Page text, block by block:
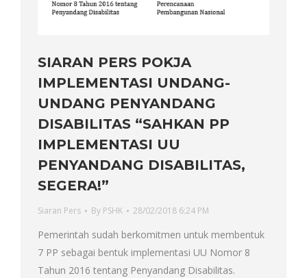
SIARAN PERS POKJA
IMPLEMENTASI UNDANG-
UNDANG PENYANDANG
DISABILITAS “SAHKAN PP
IMPLEMENTASI UU
PENYANDANG DISABILITAS,
SEGERA!”
Siaran Pers By PSHK 28/02/2018 6:24 PM
Pemerintah sudah berkomitmen untuk membentuk
7 PP sebagai bentuk implementasi UU Nomor 8
Tahun 2016 tentang Penyandang Disabilitas.